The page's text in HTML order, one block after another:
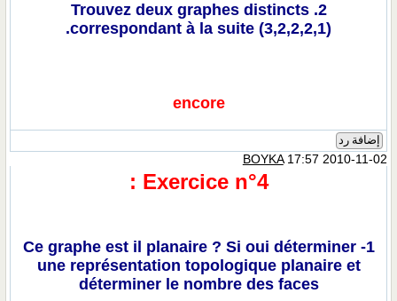
2. Trouvez deux graphes distincts
correspondant à la suite (3,2,2,2,1).
encore
إضافة رد
BOYKA17:57 2010-11-02
Exercice n°4 :
1- Ce graphe est il planaire ? Si oui déterminer
une représentation topologique planaire et
déterminer le nombre des faces